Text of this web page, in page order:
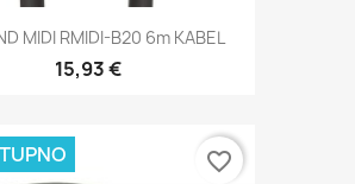
MIDI RMIDI-B20 6m KABEL
15,93 €
favorite_border